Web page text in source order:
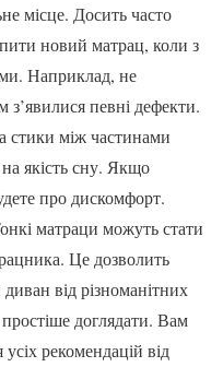
місце. Досить часто
новий матрац, коли з
Наприклад, не
з’явилися певні дефекти.
стики між частинами
якість сну. Якщо
про дискомфорт.
матраци можуть стати
Це дозволить
від різноманітних
доглядати. Вам
рекомендацій від